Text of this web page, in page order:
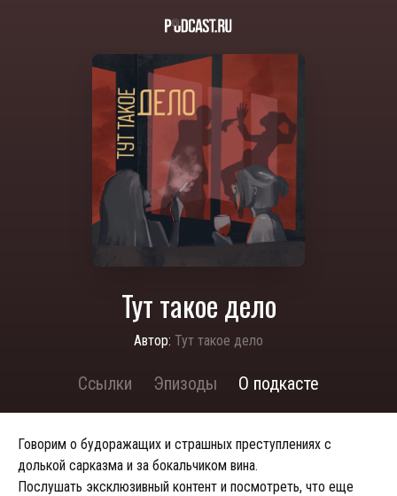
Тут такое дело
Автор: Тут такое дело
Ссылки Эпизоды О подкасте
Говорим о будоражащих и страшных преступлениях с
долькой сарказма и за бокальчиком вина.
Послушать эксклюзивный контент и посмотреть, что еще